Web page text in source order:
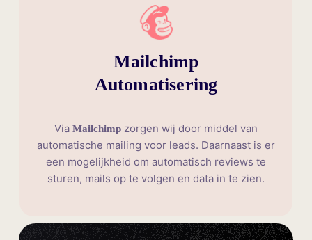
Mailchimp
Automatisering
Via Mailchimpzorgen wij door middel van
automatische mailing voor leads. Daarnaast is er
een mogelijkheid om automatisch reviews te
sturen, mails op te volgen en data in te zien.